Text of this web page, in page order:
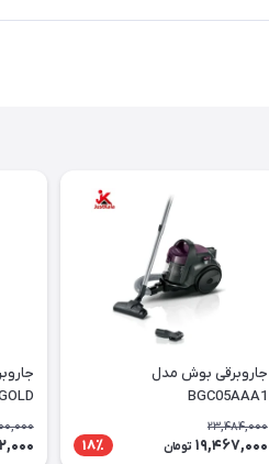
جاروبرقی بوش مدل
BGC05AAA1
23,484,000
19,467,000 تومان 18٪